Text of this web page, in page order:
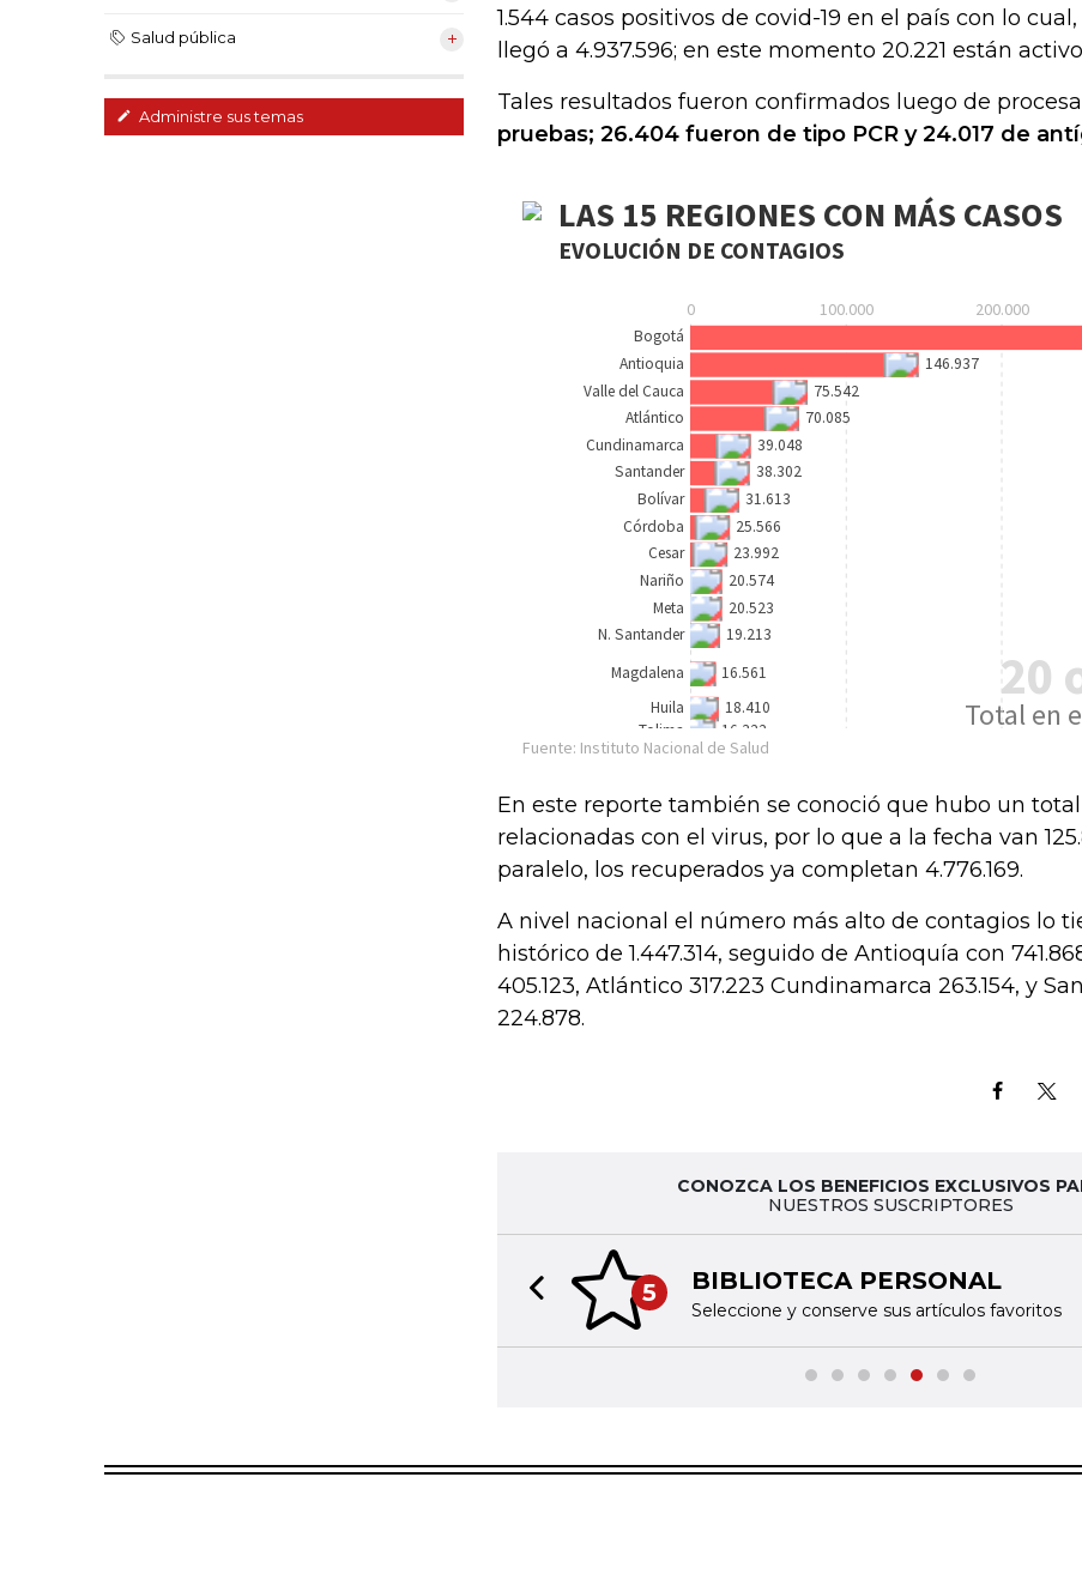
Salud pública
Administre sus temas
1.544 casos positivos de covid-19 en el país con lo
llegó a 4.937.596; en este momento 20.221 están
Tales resultados fueron confirmados luego de
pruebas; 26.404 fueron de tipo PCR y 24.017 de
En este reporte también se conoció que hubo un
relacionadas con el virus, por lo que a la fecha van
paralelo, los recuperados ya completan 4.776.169.
A nivel nacional el número más alto de contagios lo
histórico de 1.447.314, seguido de Antioquía con
405.123, Atlántico 317.223 Cundinamarca 263.154, y
224.878.
CONOZCA LOS BENEFICIOS EXCLUSIVOS
NUESTROS SUSCRIPTORES
5 BIBLIOTECA PERSONAL
Seleccione y conserve sus artículos favoritos
Previous slide